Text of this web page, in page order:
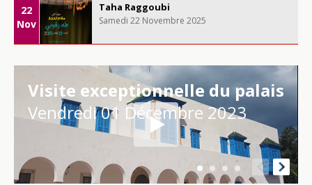
22
Nov
Taha Raggoubi
Samedi 22 Novembre 2025
Visite exceptionnelle du palais
Vendredi 01 Décembre 2023